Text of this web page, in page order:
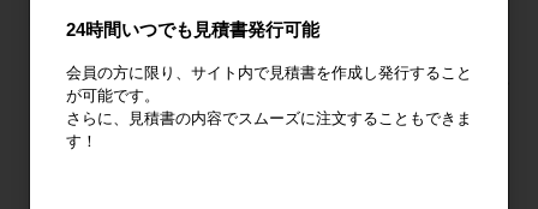
お電話でのお問い合わせはこちら。大小問わず物流資材の
24時間いつでも見積書発行可能
会員の方に限り、サイト内で見積書を作成し発行すること
が可能です。
さらに、見積書の内容でスムーズに注文することもできま
す！